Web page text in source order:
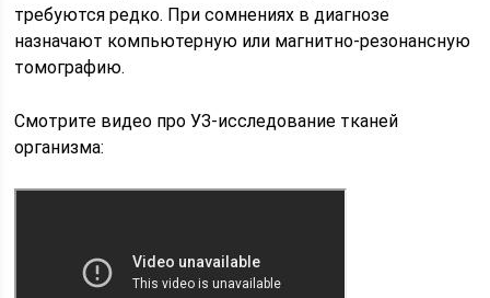
требуются редко. При сомнениях в диагнозе
назначают компьютерную или магнитно-резонансную
томографию.
Смотрите видео про УЗ-исследование тканей
организма: